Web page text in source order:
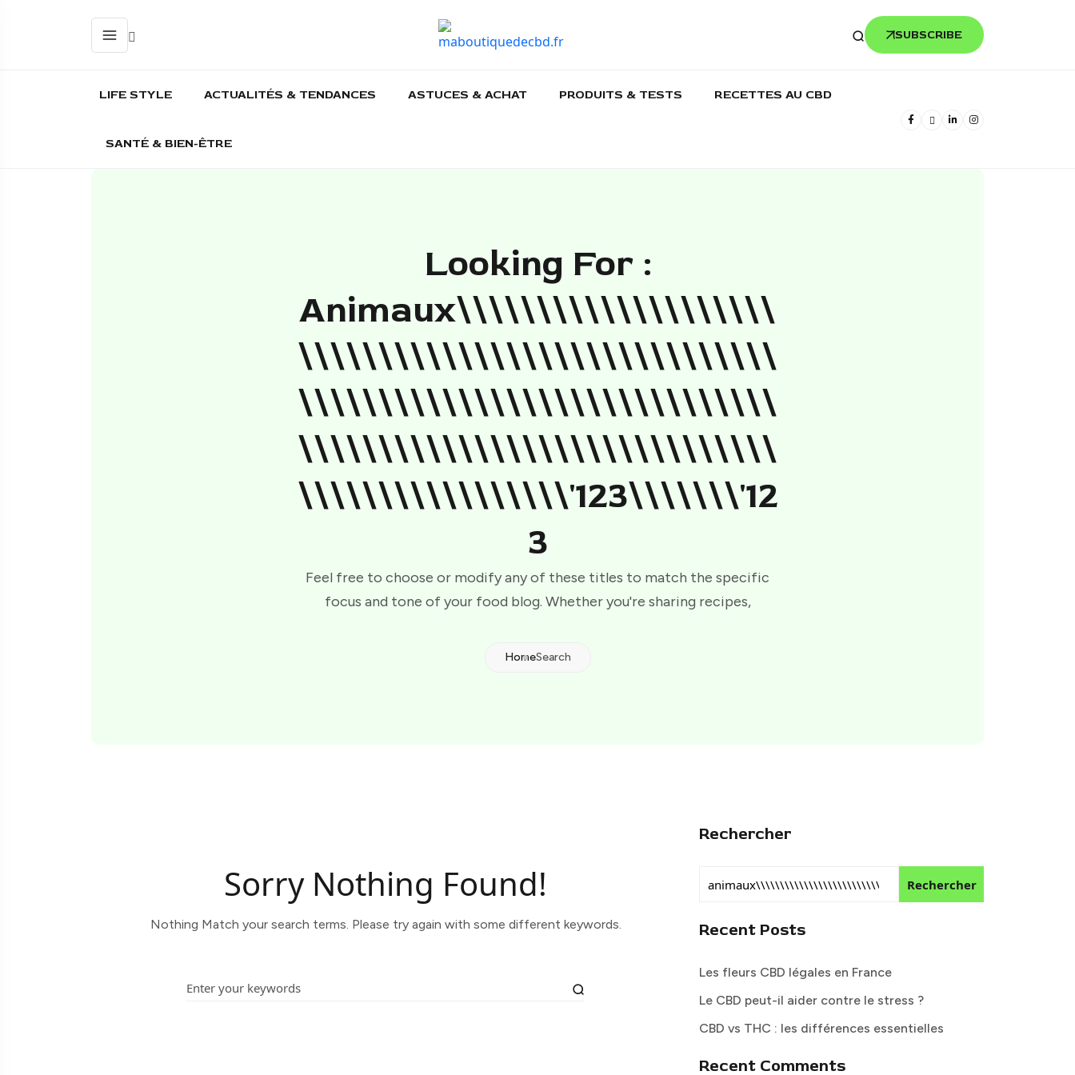
SUBSCRIBE
LIFE STYLE ACTUALITÉS & TENDANCES ASTUCES & ACHAT PRODUITS & TESTS RECETTES AU CBD
SANTÉ & BIEN-ÊTRE
Looking For :
Animaux\\\\\\\\\\\\\\\\\\\\
\\\\\\\\\\\\\\\\\\\\\\\\\\\\\\
\\\\\\\\\\\\\\\\\\\\\\\\\\\\\\
\\\\\\\\\\\\\\\\\\\\\\\\\\\\\\
\\\\\\\\\\\\\\\\\'123\\\\\\\'12
3
Feel free to choose or modify any of these titles to match the specific
focus and tone of your food blog. Whether you're sharing recipes,
HomeSearch
Sorry Nothing Found!
Nothing Match your search terms. Please try again with some different keywords.
Rechercher
Rechercher
Recent Posts
Les fleurs CBD légales en France
Le CBD peut-il aider contre le stress ?
CBD vs THC : les différences essentielles
Recent Comments